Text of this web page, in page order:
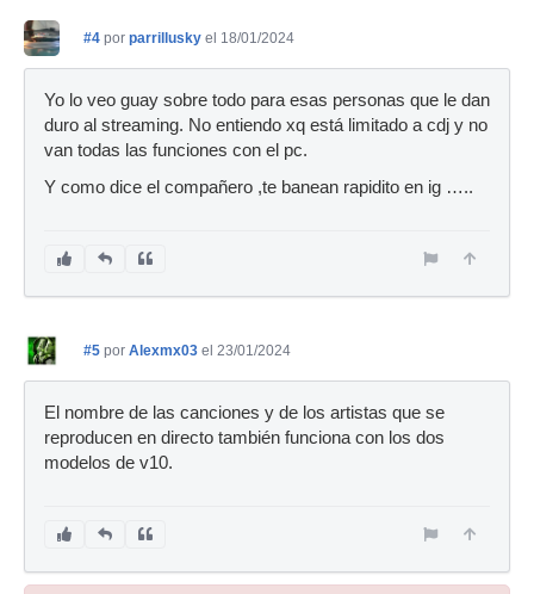
#4 por parrillusky el 18/01/2024
Yo lo veo guay sobre todo para esas personas que le dan
duro al streaming. No entiendo xq está limitado a cdj y no
van todas las funciones con el pc.
Y como dice el compañero ,te banean rapidito en ig …..
#5 por Alexmx03 el 23/01/2024
El nombre de las canciones y de los artistas que se
reproducen en directo también funciona con los dos
modelos de v10.